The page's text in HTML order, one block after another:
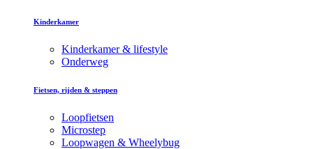
Kinderkamer
Kinderkamer & lifestyle
Onderweg
Fietsen, rijden & steppen
Loopfietsen
Microstep
Loopwagen & Wheelybug